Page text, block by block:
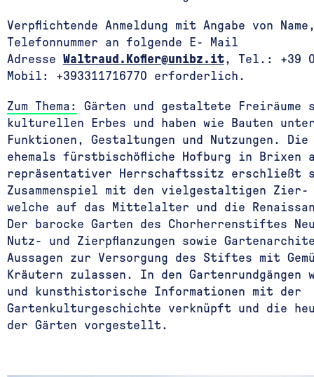
Verpflichtende Anmeldung
mit Angabe von
Telefonnummer an folgende E- Mail
Adresse
Waltraud.Kofler@unibz.it, Tel.: +39
Mobil: +393311716770 erforderlich.
Zum Thema:
Gärten und gestaltete Freiräume
kulturellen Erbes und haben wie Bauten
Funktionen, Gestaltungen und Nutzungen. Die
ehemals fürstbischöfliche Hofburg in Brixen
repräsentativer Herrschaftssitz erschließt
Zusammenspiel mit den vielgestaltigen Zier-
welche auf das Mittelalter und die
Der barocke Garten des Chorherrenstiftes
Nutz- und Zierpflanzungen sowie
Aussagen zur Versorgung des Stiftes mit
Kräutern zulassen. In den Gartenrundgängen
und kunsthistorische Informationen mit der
Gartenkulturgeschichte verknüpft und die
der Gärten vorgestellt.